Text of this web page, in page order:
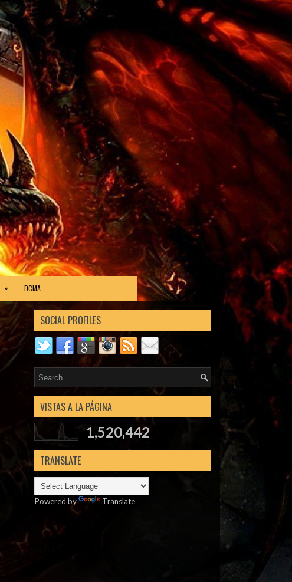
» DCMA
SOCIAL PROFILES
VISTAS A LA PÁGINA
1,520,442
TRANSLATE
Powered by Translate